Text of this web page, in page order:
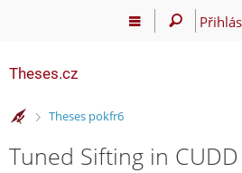
Theses.cz
>
Theses pokfr6
Tuned Sifting in